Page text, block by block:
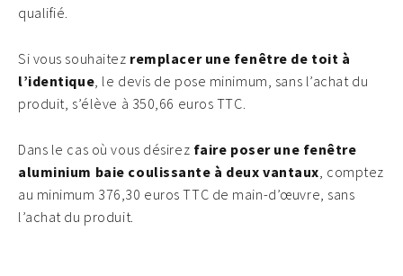
qualifié.
Si vous souhaitez remplacer une fenêtre de toit à
l’identique , le devis de pose minimum, sans l’achat du
produit, s’élève à 350,66 euros TTC.
Dans le cas où vous désirez faire poser une fenêtre
aluminium baie coulissante à deux vantaux , comptez
au minimum 376,30 euros TTC de main-d’œuvre, sans
l’achat du produit.